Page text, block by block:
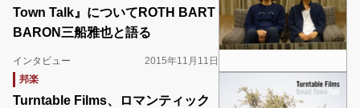
Town Talk』についてROTH BART
BARON三船雅也と語る
インタビュー
2015年11月11日
邦楽
Turntable Films、ロマンティック